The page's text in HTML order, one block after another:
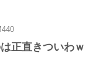
正直きついわｗ